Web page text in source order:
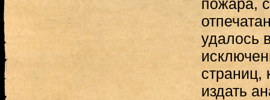
пожара,
удалось
страниц,
издать